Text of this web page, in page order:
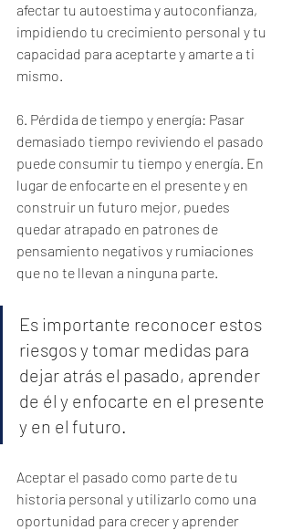
afectar tu autoestima y autoconfianza,
impidiendo tu crecimiento personal y tu
capacidad para aceptarte y amarte a ti
mismo.
6. Pérdida de tiempo y energía: Pasar
demasiado tiempo reviviendo el pasado
puede consumir tu tiempo y energía. En
lugar de enfocarte en el presente y en
construir un futuro mejor, puedes
quedar atrapado en patrones de
pensamiento negativos y rumiaciones
que no te llevan a ninguna parte.
Es importante reconocer estos
riesgos y tomar medidas para
dejar atrás el pasado, aprender
de él y enfocarte en el presente
y en el futuro.
Aceptar el pasado como parte de tu
historia personal y utilizarlo como una
oportunidad para crecer y aprender